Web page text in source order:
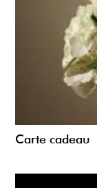
Carte cadeau